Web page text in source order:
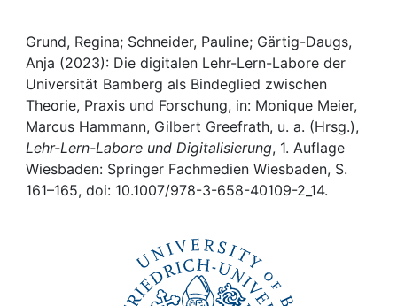
Awards
My FIS
Help
Grund, Regina; Schneider, Pauline; Gärtig-Daugs,
Anja (2023): Die digitalen Lehr-Lern-Labore der
Universität Bamberg als Bindeglied zwischen
Theorie, Praxis und Forschung, in: Monique Meier,
Marcus Hammann, Gilbert Greefrath, u. a. (Hrsg.),
Lehr-Lern-Labore und Digitalisierung, 1. Auflage
Wiesbaden: Springer Fachmedien Wiesbaden, S.
161–165, doi: 10.1007/978-3-658-40109-2_14.